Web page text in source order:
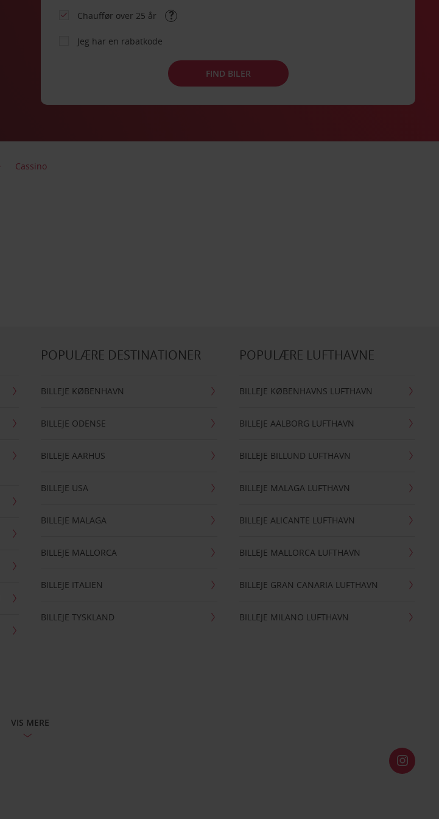
Chauffør over 25 år
Jeg har en rabatkode
FIND BILER
Cassino
POPULÆRE DESTINATIONER
BILLEJE KØBENHAVN
BILLEJE ODENSE
BILLEJE AARHUS
BILLEJE USA
BILLEJE MALAGA
BILLEJE MALLORCA
BILLEJE ITALIEN
BILLEJE TYSKLAND
POPULÆRE LUFTHAVNE
BILLEJE KØBENHAVNS LUFTHAVN
BILLEJE AALBORG LUFTHAVN
BILLEJE BILLUND LUFTHAVN
BILLEJE MALAGA LUFTHAVN
BILLEJE ALICANTE LUFTHAVN
BILLEJE MALLORCA LUFTHAVN
BILLEJE GRAN CANARIA LUFTHAVN
BILLEJE MILANO LUFTHAVN
VIS MERE